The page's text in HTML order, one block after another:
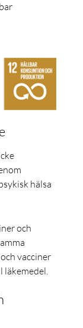
hälsa
och
vacciner
läkemedel.